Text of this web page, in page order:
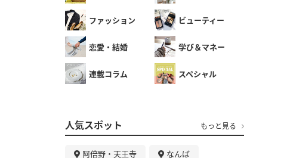
ファッション ビューティー
恋愛・結婚 学び＆マネー
連載コラム スペシャル
人気スポット もっと見る
阿倍野・天王寺 なんば